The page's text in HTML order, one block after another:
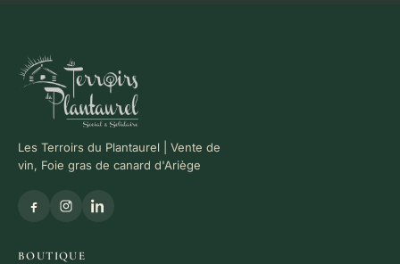
Les Terroirs du Plantaurel | Vente de
vin, Foie gras de canard d'Ariège
BOUTIQUE